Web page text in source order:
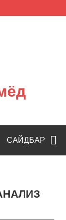
САЙДБАР